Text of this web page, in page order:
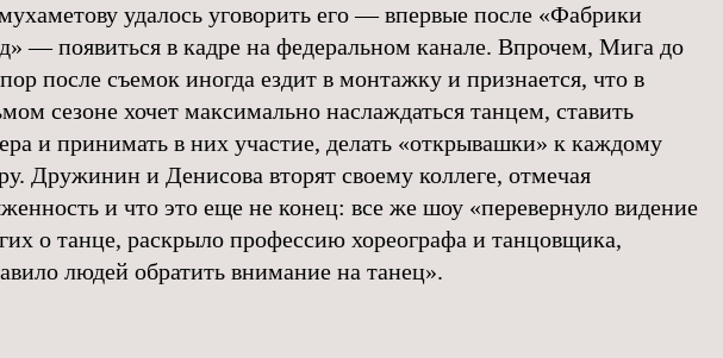
удалось уговорить его — впервые после «Фабрики
— появиться в кадре на федеральном канале. Впрочем, Мига до
после съемок иногда ездит в монтажку и признается, что в
сезоне хочет максимально наслаждаться танцем, ставить
и принимать в них участие, делать «открывашки» к каждому
Дружинин и Денисова вторят своему коллеге, отмечая
и что это еще не конец: все же шоу «перевернуло видение
о танце, раскрыло профессию хореографа и танцовщика,
людей обратить внимание на танец».